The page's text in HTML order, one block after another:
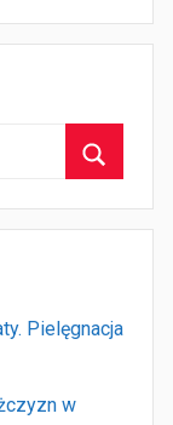
Pielęgnacja
w